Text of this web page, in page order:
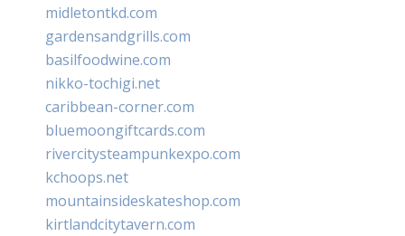
midletontkd.com
gardensandgrills.com
basilfoodwine.com
nikko-tochigi.net
caribbean-corner.com
bluemoongiftcards.com
rivercitysteampunkexpo.com
kchoops.net
mountainsideskateshop.com
kirtlandcitytavern.com